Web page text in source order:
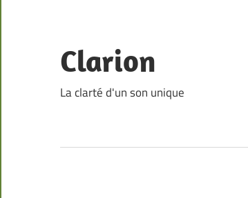
content
Clarion
La clarté d'un son unique